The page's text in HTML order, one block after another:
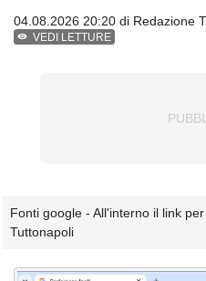
04.08.2026 20:20 di Redazione
VEDI LETTURE
Fonti google - All'interno il link
Tuttonapoli